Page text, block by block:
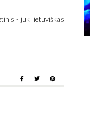
- juk lietuviškas